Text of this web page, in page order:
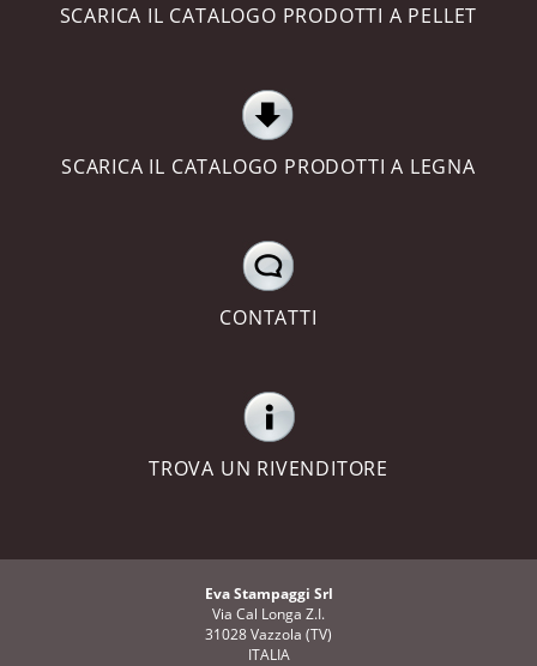
SCARICA IL CATALOGO PRODOTTI A PELLET
SCARICA IL CATALOGO PRODOTTI A LEGNA
CONTATTI
TROVA UN RIVENDITORE
Eva Stampaggi Srl
Via Cal Longa Z.I.
31028 Vazzola (TV)
ITALIA